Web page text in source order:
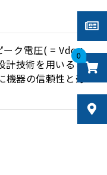
0
ーク電圧( = Vdc +
計技術を用いるこ
器の信頼性と寿